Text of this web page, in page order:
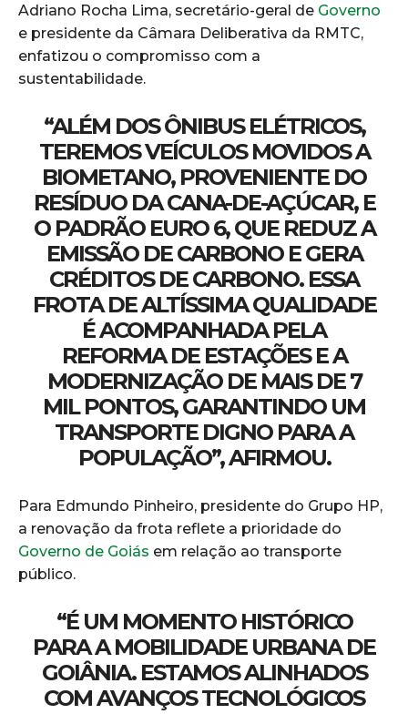
Adriano Rocha Lima, secretário-geral de Governo
e presidente da Câmara Deliberativa da RMTC,
enfatizou o compromisso com a
sustentabilidade.
“ALÉM DOS ÔNIBUS ELÉTRICOS,
TEREMOS VEÍCULOS MOVIDOS A
BIOMETANO, PROVENIENTE DO
RESÍDUO DA CANA-DE-AÇÚCAR, E
O PADRÃO EURO 6, QUE REDUZ A
EMISSÃO DE CARBONO E GERA
CRÉDITOS DE CARBONO. ESSA
FROTA DE ALTÍSSIMA QUALIDADE
É ACOMPANHADA PELA
REFORMA DE ESTAÇÕES E A
MODERNIZAÇÃO DE MAIS DE 7
MIL PONTOS, GARANTINDO UM
TRANSPORTE DIGNO PARA A
POPULAÇÃO”, AFIRMOU.
Para Edmundo Pinheiro, presidente do Grupo HP,
a renovação da frota reflete a prioridade do
Governo de Goiás em relação ao transporte
público.
“É UM MOMENTO HISTÓRICO
PARA A MOBILIDADE URBANA DE
GOIÂNIA. ESTAMOS ALINHADOS
COM AVANÇOS TECNOLÓGICOS